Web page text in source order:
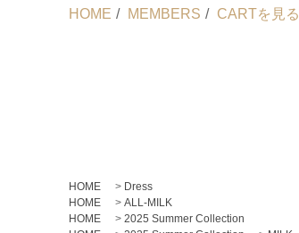
HOME / MEMBERS / CARTを見る
HOME > Dress
HOME
> ALL-MILK
HOME
> 2025 Summer Collection